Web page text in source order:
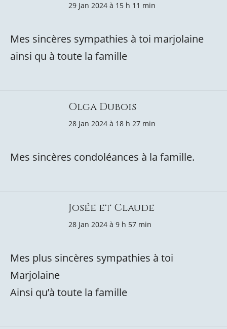
29 Jan 2024 à 15 h 11 min
Mes sincères sympathies à toi marjolaine
ainsi qu à toute la famille
Olga Dubois
28 Jan 2024 à 18 h 27 min
Mes sincères condoléances à la famille.
Josée et Claude
28 Jan 2024 à 9 h 57 min
Mes plus sincères sympathies à toi
Marjolaine
Ainsi qu’à toute la famille